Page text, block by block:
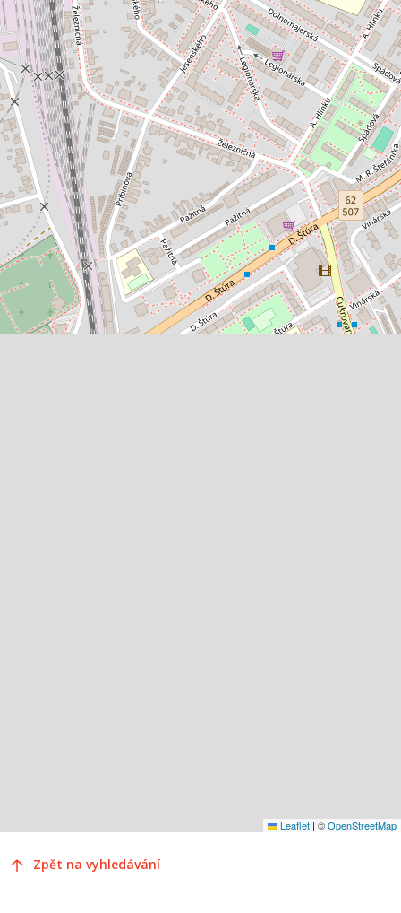
Leaflet | ©OpenStreetMap
Zpět na vyhledávání